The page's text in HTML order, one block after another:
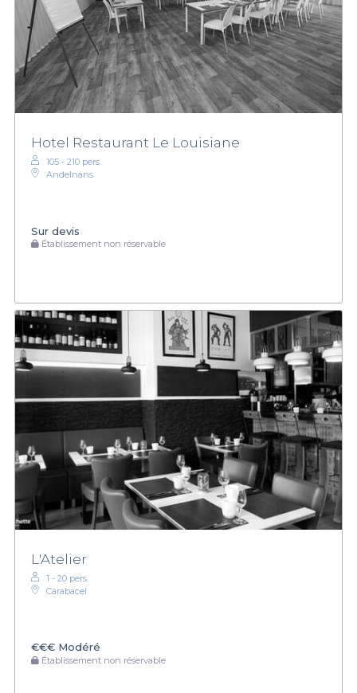
Hotel Restaurant Le Louisiane
105 - 210 pers.
Andelnans
Sur devis
Établissement non réservable
L'Atelier
1 - 20 pers.
Carabacel
€€€ Modéré
Établissement non réservable